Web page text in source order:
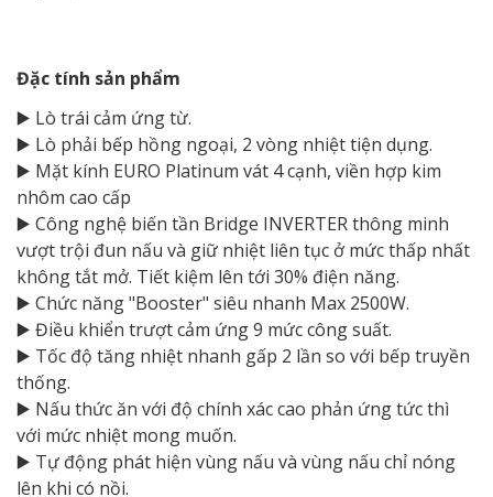
Đặc tính sản phẩm
▶️ Lò trái cảm ứng từ.
▶️ Lò phải bếp hồng ngoại, 2 vòng nhiệt tiện dụng.
▶️ Mặt kính EURO Platinum vát 4 cạnh, viền hợp kim
nhôm cao cấp
▶️ Công nghệ biến tần Bridge INVERTER thông minh
vượt trội đun nấu và giữ nhiệt liên tục ở mức thấp nhất
không tắt mở. Tiết kiệm lên tới 30% điện năng.
▶️ Chức năng "Booster" siêu nhanh Max 2500W.
▶️ Điều khiển trượt cảm ứng 9 mức công suất.
▶️ Tốc độ tăng nhiệt nhanh gấp 2 lần so với bếp truyền
thống.
▶️ Nấu thức ăn với độ chính xác cao phản ứng tức thì
với mức nhiệt mong muốn.
▶️ Tự động phát hiện vùng nấu và vùng nấu chỉ nóng
lên khi có nồi.